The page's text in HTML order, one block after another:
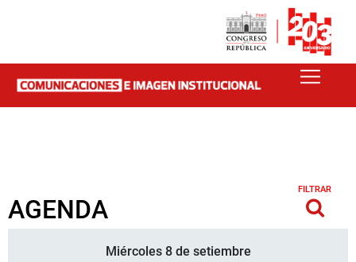
AGENDA
FILTRAR
Miércoles 8 de setiembre